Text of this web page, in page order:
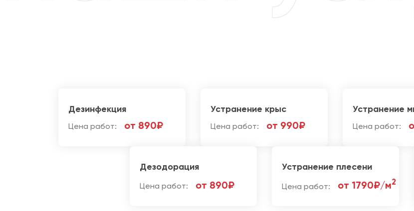
Дезинфекция
Цена работ: от 890₽
Устранение крыс
Цена работ: от 990₽
Устранение
Цена работ:
Дезодорация
Цена работ: от 890₽
Устранение плесени
Цена работ: от 1790₽/м2